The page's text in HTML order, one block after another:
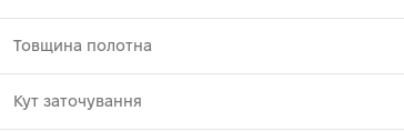
Товщина полотна
Кут заточування